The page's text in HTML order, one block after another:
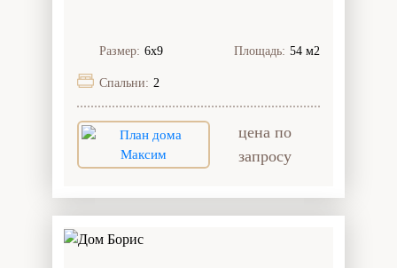
Размер: 6х9 Площадь: 54 м2
Спальни: 2
цена по
запросу